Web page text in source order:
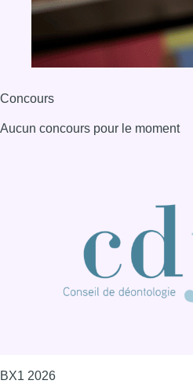
Concours
Aucun concours pour le moment
BX1 2026